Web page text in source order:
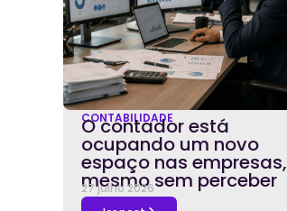
CONTABILIDADE
O contador está
ocupando um novo
espaço nas empresas,
mesmo sem perceber
27 julho 2026